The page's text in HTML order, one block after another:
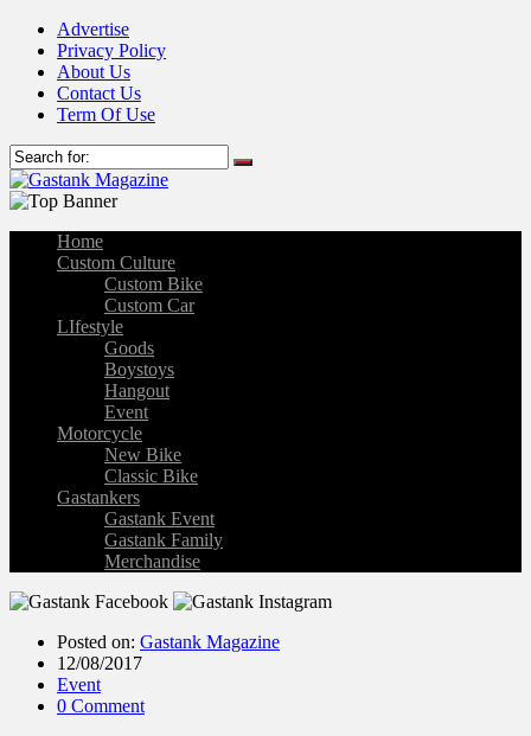
Advertise
Privacy Policy
About Us
Contact Us
Term Of Use
Home
Custom Culture
Custom Bike
Custom Car
LIfestyle
Goods
Boystoys
Hangout
Event
Motorcycle
New Bike
Classic Bike
Gastankers
Gastank Event
Gastank Family
Merchandise
Posted on: Gastank Magazine
12/08/2017
Event
0 Comment